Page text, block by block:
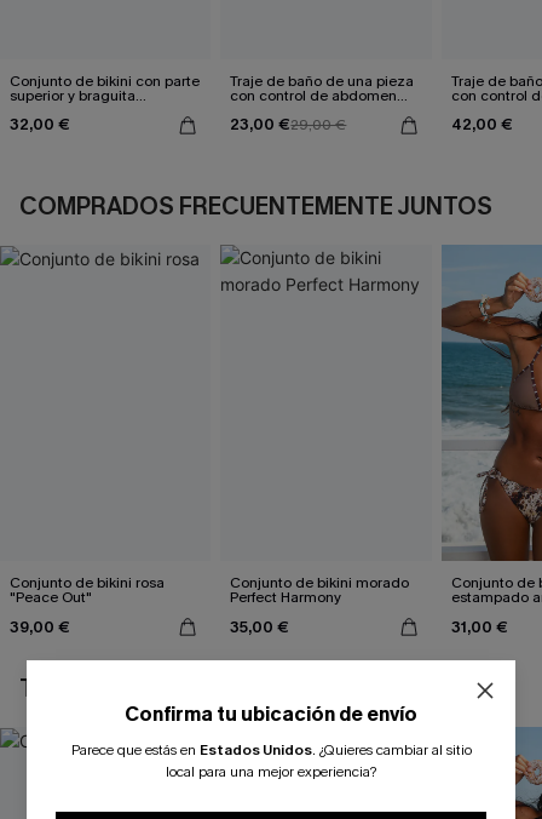
Conjunto de bikini con parte
superior y braguita
reversible de pata de gallo
marrón
32,00 €
Traje de baño de una pieza
con control de abdomen
23,00 €29,00 €
Traje de
con control
42,00 €
COMPRADOS FRECUENTEMENTE JUNTOS
Conjunto de bikini rosa
"Peace Out"
39,00 €
Conjunto de bikini morado
Perfect Harmony
35,00 €
Conjunto de
estampado
31,00 €
TAMBIÉN TE PUEDE GUSTAR
Confirma tu ubicación de envío
Parece que estás en Estados Unidos. ¿Quieres cambiar al sitio
local para una mejor experiencia?